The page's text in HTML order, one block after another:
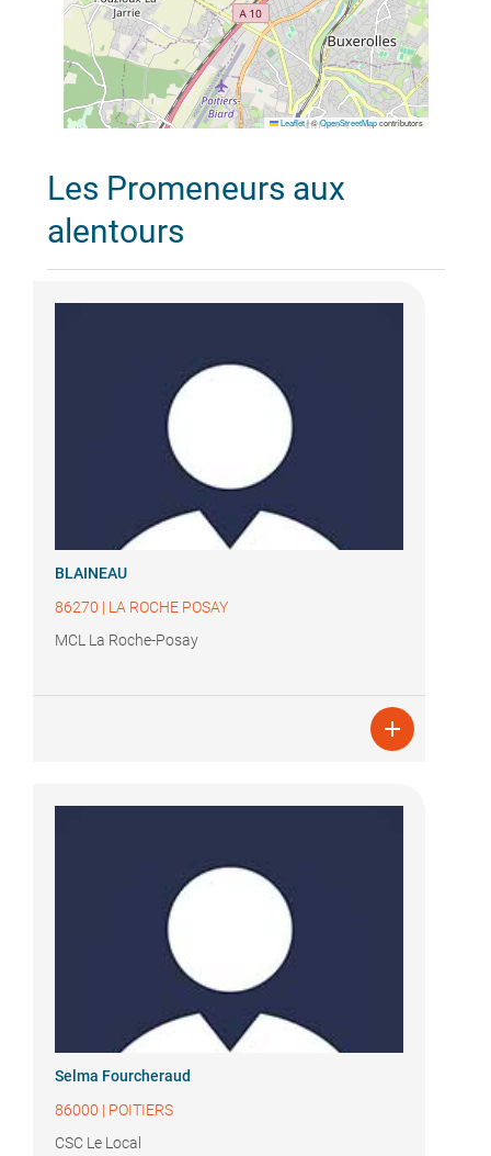
Leaflet|©OpenStreetMapcontributors
Les Promeneurs aux
alentours
BLAINEAU
86270 | LA ROCHE POSAY
MCL La Roche-Posay

Selma Fourcheraud
86000 | POITIERS
CSC Le Local